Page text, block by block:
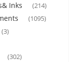
Inks (214)
(1095)
(3)
(302)